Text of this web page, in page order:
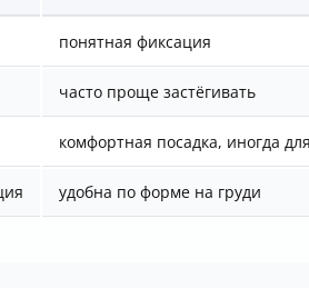
понятная фиксация
часто проще застёгивать
комфортная посадка, иногда
удобна по форме на груди